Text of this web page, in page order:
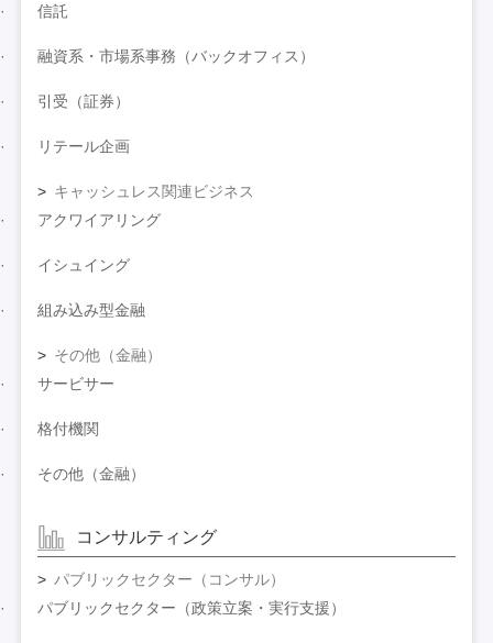
信託
融資系・市場系事務（バックオフィス）
引受（証券）
リテール企画
キャッシュレス関連ビジネス
アクワイアリング
イシュイング
組み込み型金融
その他（金融）
サービサー
格付機関
その他（金融）
コンサルティング
パブリックセクター（コンサル）
パブリックセクター（政策立案・実行支援）